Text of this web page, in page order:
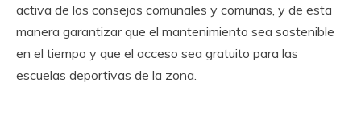
activa de los consejos comunales y comunas, y de esta
manera garantizar que el mantenimiento sea sostenible
en el tiempo y que el acceso sea gratuito para las
escuelas deportivas de la zona.